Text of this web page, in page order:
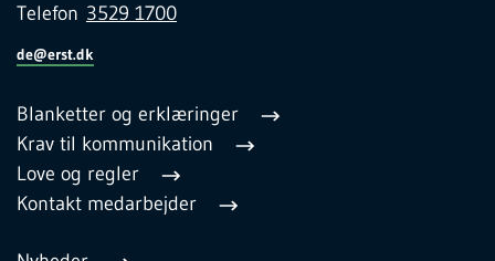
Telefon 3529 1700
de@erst.dk
Blanketter og erklæringer
Krav til kommunikation
Love og regler
Kontakt medarbejder